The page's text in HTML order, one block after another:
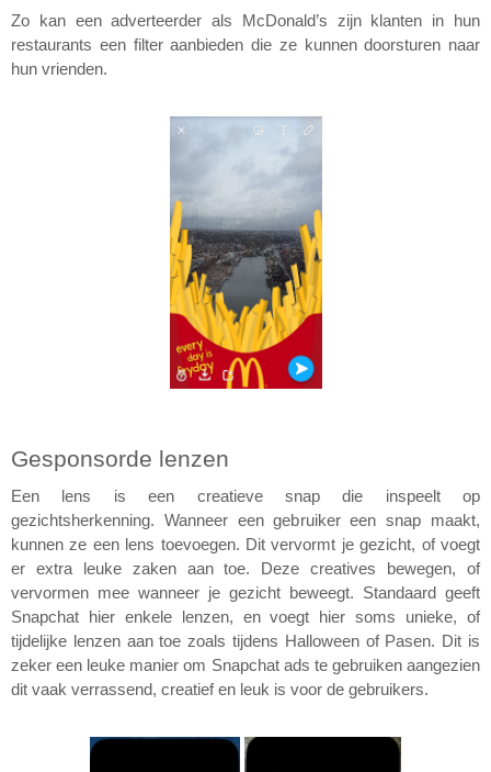
Olivia Lohest
Pieter Maesmans
Sebastiaan Reeskamp
Zo kan een adverteerder als McDonald’s zijn klanten in hun
restaurants een filter aanbieden die ze kunnen doorsturen naar
hun vrienden.
Gesponsorde lenzen
Een lens is een creatieve snap die inspeelt op
gezichtsherkenning. Wanneer een gebruiker een snap maakt,
kunnen ze een lens toevoegen. Dit vervormt je gezicht, of voegt
er extra leuke zaken aan toe. Deze creatives bewegen, of
vervormen mee wanneer je gezicht beweegt. Standaard geeft
Snapchat hier enkele lenzen, en voegt hier soms unieke, of
tijdelijke lenzen aan toe zoals tijdens Halloween of Pasen. Dit is
zeker een leuke manier om Snapchat ads te gebruiken aangezien
dit vaak verrassend, creatief en leuk is voor de gebruikers.